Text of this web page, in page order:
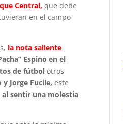
Central, que debe
en el campo
la nota saliente
Espino en el
de fútbol otros
y Jorge Fucile, este
sentir una molestia